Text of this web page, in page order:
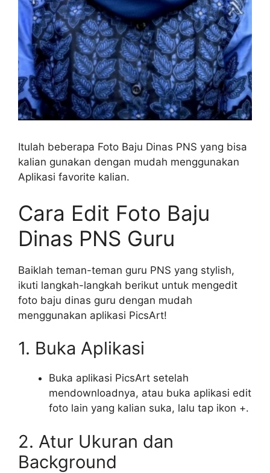
Itulah beberapa Foto Baju Dinas PNS yang bisa
kalian gunakan dengan mudah menggunakan
Aplikasi favorite kalian.
Cara Edit Foto Baju
Dinas PNS Guru
Baiklah teman-teman guru PNS yang stylish,
ikuti langkah-langkah berikut untuk mengedit
foto baju dinas guru dengan mudah
menggunakan aplikasi PicsArt!
1. Buka Aplikasi
Buka aplikasi PicsArt setelah
mendownloadnya, atau buka aplikasi edit
foto lain yang kalian suka, lalu tap ikon +.
2. Atur Ukuran dan
Background